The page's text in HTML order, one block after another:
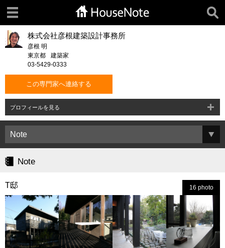
株式会社彦根建築設計事務所
彦根 明
東京都
建築家
03-5429-0333
この専門家へ連絡する
プロフィールを見る
Note
T邸 16 photo